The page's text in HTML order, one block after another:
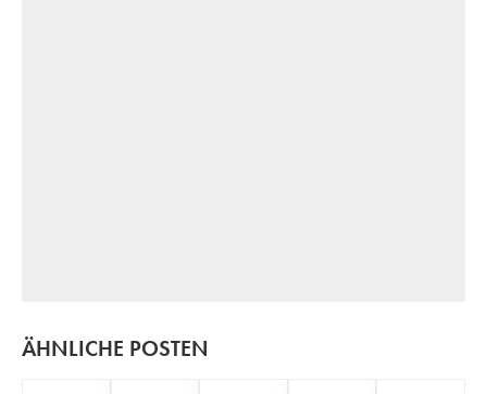
ÄHNLICHE POSTEN